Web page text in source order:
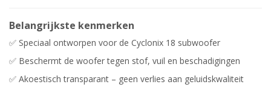
Belangrijkste kenmerken
✅ Speciaal ontworpen voor de Cyclonix 18 subwoofer
✅ Beschermt de woofer tegen stof, vuil en beschadigingen
✅ Akoestisch transparant – geen verlies aan geluidskwaliteit